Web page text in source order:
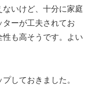
いけど、十分に家庭
ーが工夫されてお
性も高そうです。よい
しておきました。